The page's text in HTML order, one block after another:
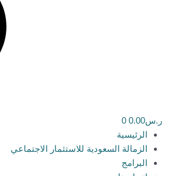
ر.س0.00
0
الرئيسية
الزمالة السعودية للاستثمار الاجتماعي
البرامج